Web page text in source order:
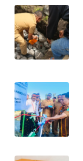
WAHANA
OTOMOTIF
HEALTH
WAHANA
DESA